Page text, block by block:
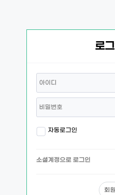
로
자동로그인
소셜계정으로 로그인
회